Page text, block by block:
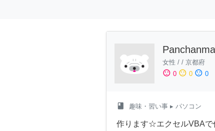
女性 / / 京都府
sentiment_satisfied 0 sentiment_neutral 0 sentiment_dissatisfied 0
class 趣味・習い事 ▸ パソコン
作ります☆エクセルVBAで